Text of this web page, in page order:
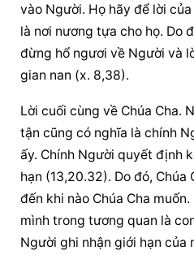
vào Người. Họ hãy để lời
là nơi nương tựa cho họ. Do
đừng hổ ngươi về Người và
gian nan (x. 8,38).
Lời cuối cùng về Chúa Cha.
tận cũng có nghĩa là chính
ấy. Chính Người quyết định
hạn (13,20.32). Do đó,
đến khi nào Chúa Cha
mình trong tương quan là
Người ghi nhận giới hạn của